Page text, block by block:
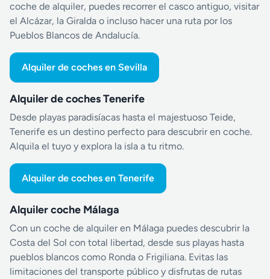
coche de alquiler, puedes recorrer el casco antiguo, visitar
el Alcázar, la Giralda o incluso hacer una ruta por los
Pueblos Blancos de Andalucía.
Alquiler de coches en Sevilla
Alquiler de coches Tenerife
Desde playas paradisíacas hasta el majestuoso Teide,
Tenerife es un destino perfecto para descubrir en coche.
Alquila el tuyo y explora la isla a tu ritmo.
Alquiler de coches en Tenerife
Alquiler coche Málaga
Con un coche de alquiler en Málaga puedes descubrir la
Costa del Sol con total libertad, desde sus playas hasta
pueblos blancos como Ronda o Frigiliana. Evitas las
limitaciones del transporte público y disfrutas de rutas